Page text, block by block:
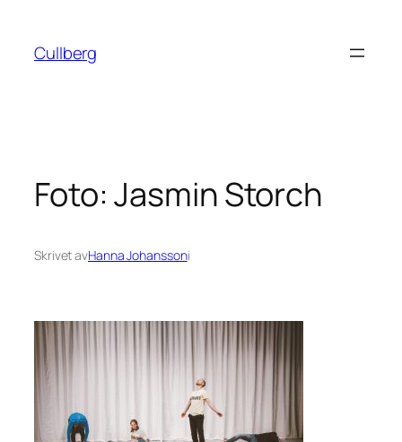
innehåll
Cullberg
Foto: Jasmin Storch
Skrivet avHanna Johanssoni